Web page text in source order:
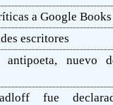
a Google Books
escritores
nuevo
fue